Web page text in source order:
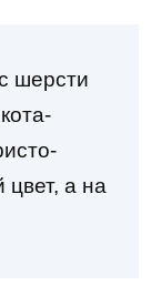
шерсти
а на